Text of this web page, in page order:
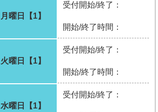
月曜日【1】
受付開始/終了：
開始/終了時間：
火曜日【1】
受付開始/終了：
開始/終了時間：
水曜日【1】
受付開始/終了：